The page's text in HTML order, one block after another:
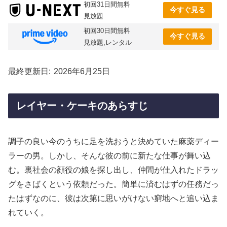
初回31日間無料
見放題
今すぐ見る
初回30日間無料
見放題,レンタル
今すぐ見る
最終更新日 2026年6月25日
レイヤー・ケーキのあらすじ
調子の良い今のうちに足を洗おうと決めていた麻薬ディー
ラーの男。しかし、そんな彼の前に新たな仕事が舞い込
む。裏社会の顔役の娘を探し出し、仲間が仕入れたドラッ
グをさばくという依頼だった。簡単に済むはずの任務だっ
たはずなのに、彼は次第に思いがけない窮地へと追い込ま
れていく。